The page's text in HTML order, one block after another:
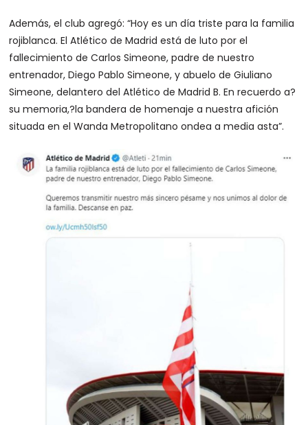
Además, el club agregó: “Hoy es un día triste para la familia
rojiblanca. El Atlético de Madrid está de luto por el
fallecimiento de Carlos Simeone, padre de nuestro
entrenador, Diego Pablo Simeone, y abuelo de Giuliano
Simeone, delantero del Atlético de Madrid B. En recuerdo a?
su memoria,?la bandera de homenaje a nuestra afición
situada en el Wanda Metropolitano ondea a media asta”.